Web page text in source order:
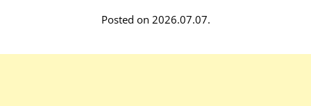
Posted on 2026.07.07.